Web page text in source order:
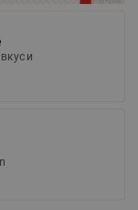
и